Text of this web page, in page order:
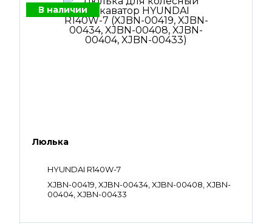
В наличии
Люлька
HYUNDAI R140W-7
XJBN-00419, XJBN-00434, XJBN-00408, XJBN-
00404, XJBN-00433